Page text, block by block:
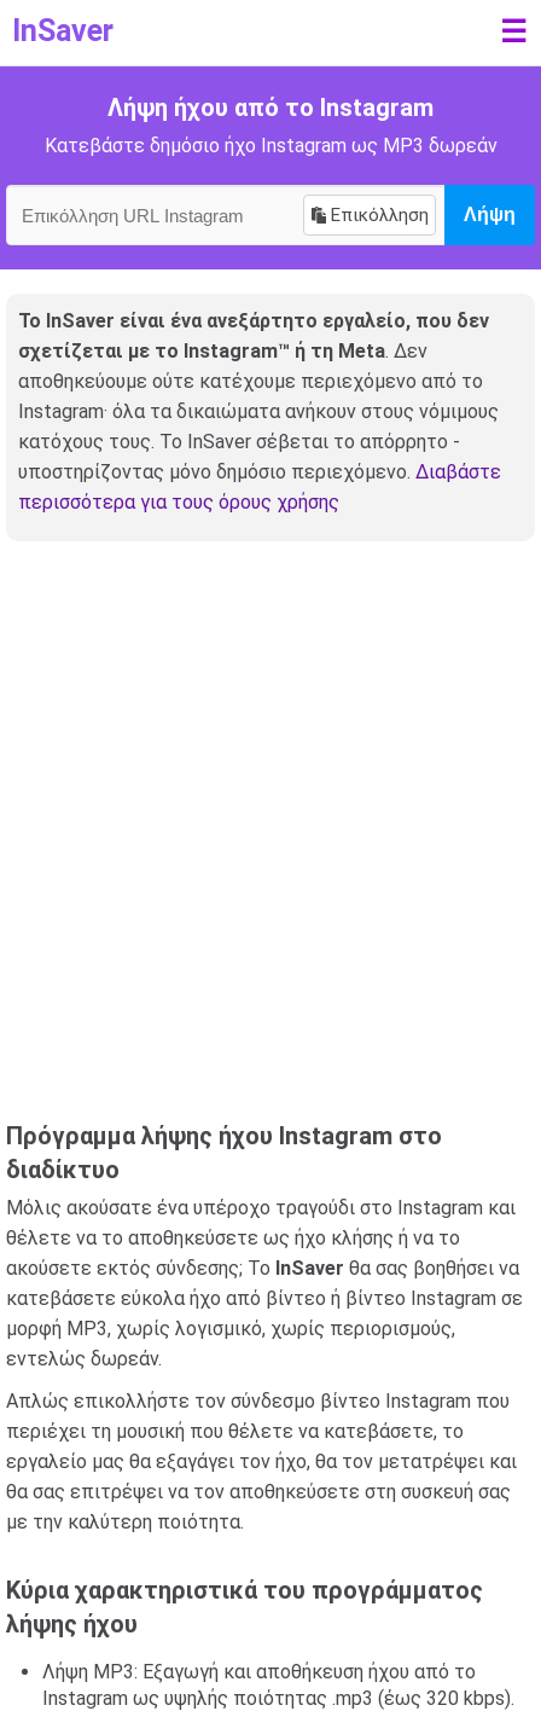
InSaver ☰
Λήψη ήχου από το Instagram
Κατεβάστε δημόσιο ήχο Instagram ως MP3 δωρεάν
Επικόλληση Λήψη
Το InSaver είναι ένα ανεξάρτητο εργαλείο, που δεν
σχετίζεται με το Instagram™ ή τη Meta. Δεν
αποθηκεύουμε ούτε κατέχουμε περιεχόμενο από το
Instagram· όλα τα δικαιώματα ανήκουν στους νόμιμους
κατόχους τους. Το InSaver σέβεται το απόρρητο -
υποστηρίζοντας μόνο δημόσιο περιεχόμενο. Διαβάστε
περισσότερα για τους όρους χρήσης
Πρόγραμμα λήψης ήχου Instagram στο
διαδίκτυο
Μόλις ακούσατε ένα υπέροχο τραγούδι στο Instagram και
θέλετε να το αποθηκεύσετε ως ήχο κλήσης ή να το
ακούσετε εκτός σύνδεσης; Το InSaver θα σας βοηθήσει να
κατεβάσετε εύκολα ήχο από βίντεο ή βίντεο Instagram σε
μορφή MP3, χωρίς λογισμικό, χωρίς περιορισμούς,
εντελώς δωρεάν.
Απλώς επικολλήστε τον σύνδεσμο βίντεο Instagram που
περιέχει τη μουσική που θέλετε να κατεβάσετε, το
εργαλείο μας θα εξαγάγει τον ήχο, θα τον μετατρέψει και
θα σας επιτρέψει να τον αποθηκεύσετε στη συσκευή σας
με την καλύτερη ποιότητα.
Κύρια χαρακτηριστικά του προγράμματος
λήψης ήχου
Λήψη MP3: Εξαγωγή και αποθήκευση ήχου από το
Instagram ως υψηλής ποιότητας .mp3 (έως 320 kbps).